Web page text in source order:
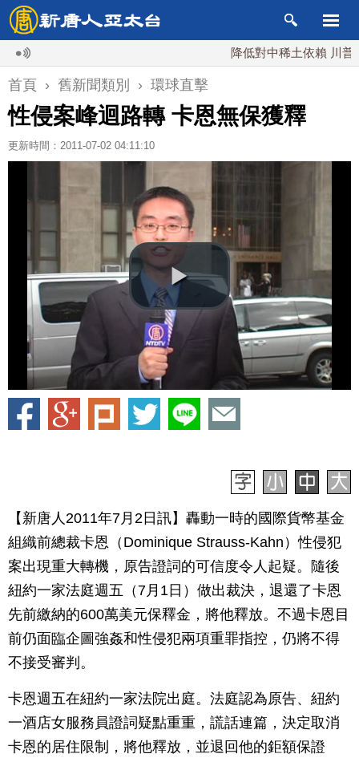
降低對中稀土依賴 川普宣
首頁 › 舊新聞類別 › 環球直擊
性侵案峰迴路轉 卡恩無保獲釋
更新時間：2011-07-02 04:11:10
【新唐人2011年7月2日訊】轟動一時的國際貨幣基金
組織前總裁卡恩（Dominique Strauss-Kahn）性侵犯
案出現重大轉機，原告證詞的可信度令人起疑。隨後
紐約一家法庭週五（7月1日）做出裁決，退還了卡恩
先前繳納的600萬美元保釋金，將他釋放。不過卡恩目
前仍面臨企圖強姦和性侵犯兩項重罪指控，仍將不得
不接受審判。
卡恩週五在紐約一家法院出庭。法庭認為原告、紐約
一酒店女服務員證詞疑點重重，謊話連篇，決定取消
卡恩的居住限制，將他釋放，並退回他的鉅額保證